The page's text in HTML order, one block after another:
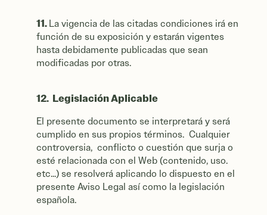
11. La vigencia de las citadas condiciones irá en
función de su exposición y estarán vigentes
hasta debidamente publicadas que sean
modificadas por otras.
12. Legislación Aplicable
El presente documento se interpretará y será
cumplido en sus propios términos. Cualquier
controversia, conflicto o cuestión que surja o
esté relacionada con el Web (contenido, uso.
etc...) se resolverá aplicando lo dispuesto en el
presente Aviso Legal así como la legislación
española.